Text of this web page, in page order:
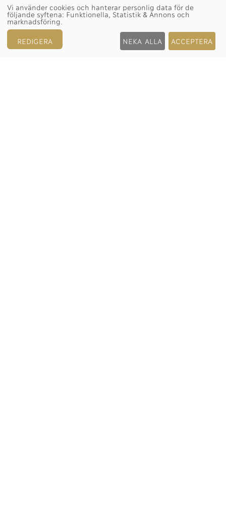
Bergströms Ur är stolt över att tillhöra
det världsomspännande nätverket av
officiella Rolex-återförsäljare och kan
tillhandahålla information om
Vi använder cookies och hanterar personlig data för de
följande syftena: Funktionella, Statistik & Annons och
marknadsföring
REDIGERA NEKA ALLA ACCEPTERA